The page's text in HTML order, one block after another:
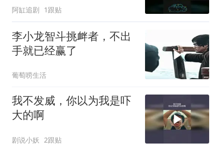
阿缸追剧 1跟贴
李小龙智斗挑衅者，不出
手就已经赢了
葡萄唠生活
我不发威，你以为我是吓
大的啊
剧说小妖 2跟贴